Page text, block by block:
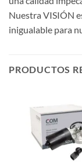
Nuestra VISIÓN
inigualable para
PRODUCTOS